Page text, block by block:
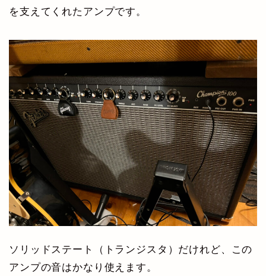
を支えてくれたアンプです。
ソリッドステート（トランジスタ）だけれど、この
アンプの音はかなり使えます。